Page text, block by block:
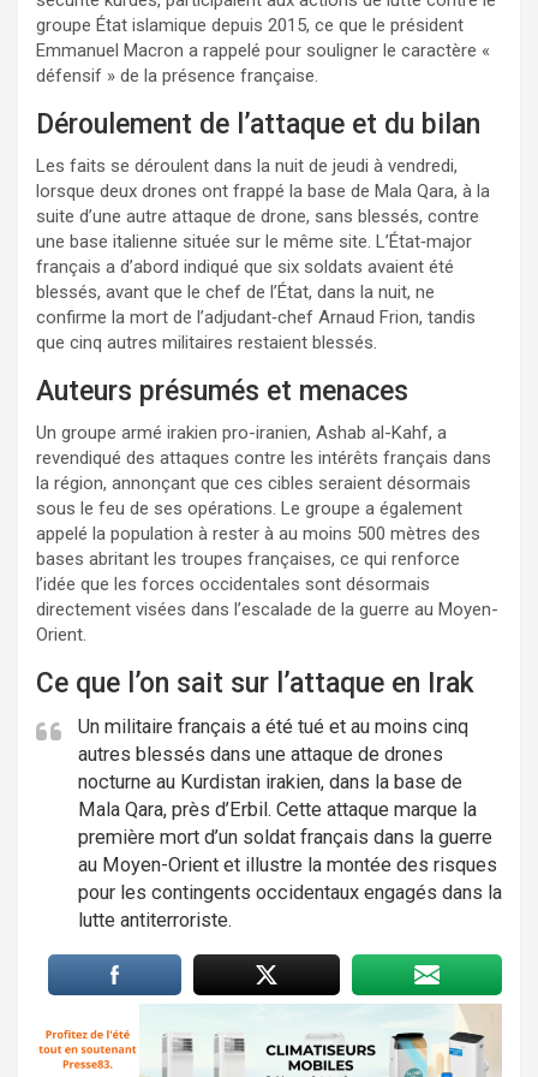
groupe État islamique depuis 2015, ce que le président
Emmanuel Macron a rappelé pour souligner le caractère «
défensif » de la présence française.
Déroulement de l’attaque et du bilan
Les faits se déroulent dans la nuit de jeudi à vendredi,
lorsque deux drones ont frappé la base de Mala Qara, à la
suite d’une autre attaque de drone, sans blessés, contre
une base italienne située sur le même site. L’État‑major
français a d’abord indiqué que six soldats avaient été
blessés, avant que le chef de l’État, dans la nuit, ne
confirme la mort de l’adjudant‑chef Arnaud Frion, tandis
que cinq autres militaires restaient blessés.
Auteurs présumés et menaces
Un groupe armé irakien pro-iranien, Ashab al-Kahf, a
revendiqué des attaques contre les intérêts français dans
la région, annonçant que ces cibles seraient désormais
sous le feu de ses opérations. Le groupe a également
appelé la population à rester à au moins 500 mètres des
bases abritant les troupes françaises, ce qui renforce
l’idée que les forces occidentales sont désormais
directement visées dans l’escalade de la guerre au Moyen-
Orient.
Ce que l’on sait sur l’attaque en Irak
Un militaire français a été tué et au moins cinq
autres blessés dans une attaque de drones
nocturne au Kurdistan irakien, dans la base de
Mala Qara, près d’Erbil. Cette attaque marque la
première mort d’un soldat français dans la guerre
au Moyen-Orient et illustre la montée des risques
pour les contingents occidentaux engagés dans la
lutte antiterroriste.